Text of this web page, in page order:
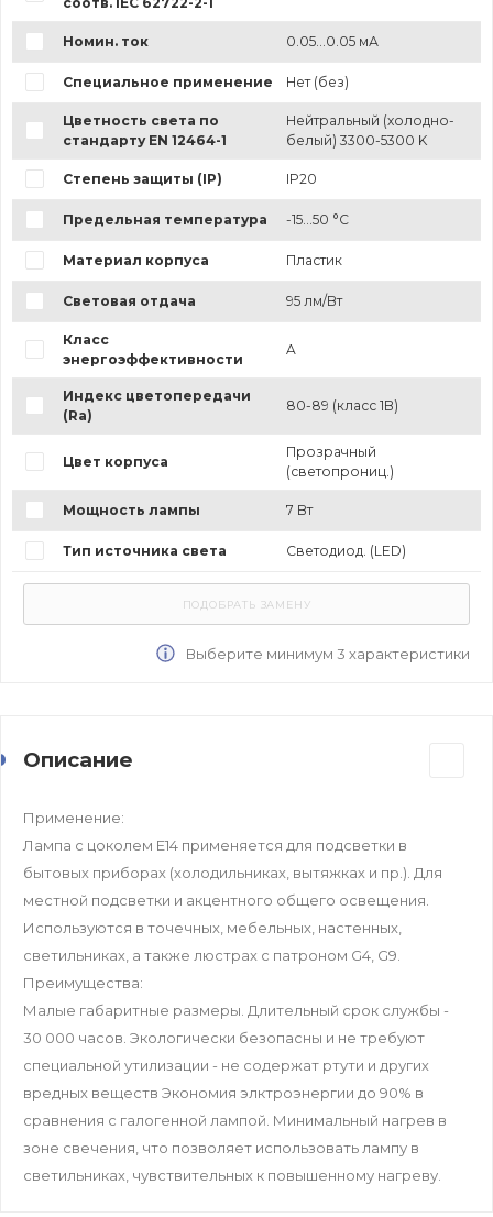
Номин. ток 0.05...0.05 мА
Специальное применение Нет (без)
Цветность света по
стандарту EN 12464-1
Нейтральный (холодно-
белый) 3300-5300 K
Степень защиты (IP) IP20
Предельная температура -15...50 °C
Материал корпуса Пластик
Световая отдача 95 лм/Вт
Класс
энергоэффективности
A
Индекс цветопередачи
(Ra)
80-89 (класс 1B)
Цвет корпуса
Прозрачный
(светопрониц.)
Мощность лампы 7 Вт
Тип источника света Светодиод. (LED)
Выберите минимум 3 характеристики
Описание
Применение:
Лампа с цоколем Е14 применяется для подсветки в
бытовых приборах (холодильниках, вытяжках и пр.). Для
местной подсветки и акцентного общего освещения.
Используются в точечных, мебельных, настенных,
светильниках, а также люстрах с патроном G4, G9.
Преимущества:
Малые габаритные размеры. Длительный срок службы -
30 000 часов. Экологически безопасны и не требуют
специальной утилизации - не содержат ртути и других
вредных веществ Экономия элктроэнергии до 90% в
сравнения с галогенной лампой. Минимальный нагрев в
зоне свечения, что позволяет использовать лампу в
светильниках, чувствительных к повышенному нагреву.